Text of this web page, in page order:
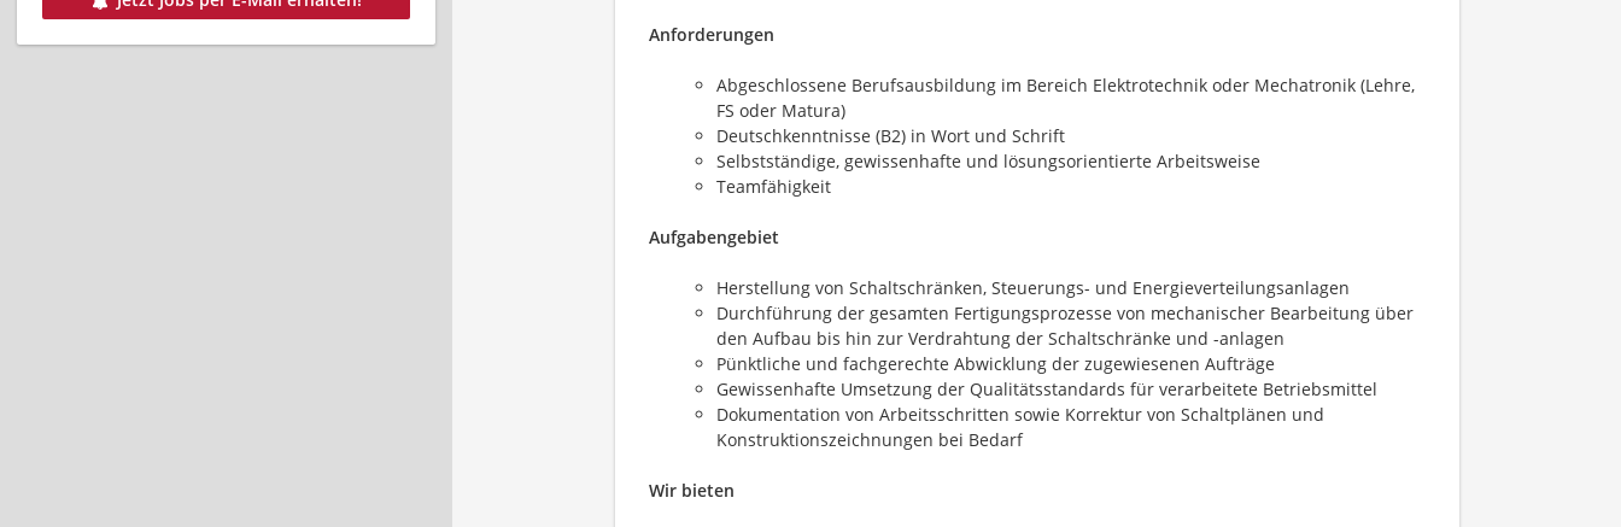
Anforderungen
Abgeschlossene Berufsausbildung im Bereich Elektrotechnik oder Mechatronik (Lehre,
FS oder Matura)
Deutschkenntnisse (B2) in Wort und Schrift
Selbstständige, gewissenhafte und lösungsorientierte Arbeitsweise
Teamfähigkeit
Aufgabengebiet
Herstellung von Schaltschränken, Steuerungs- und Energieverteilungsanlagen
Durchführung der gesamten Fertigungsprozesse von mechanischer Bearbeitung über
den Aufbau bis hin zur Verdrahtung der Schaltschränke und -anlagen
Pünktliche und fachgerechte Abwicklung der zugewiesenen Aufträge
Gewissenhafte Umsetzung der Qualitätsstandards für verarbeitete Betriebsmittel
Dokumentation von Arbeitsschritten sowie Korrektur von Schaltplänen und
Konstruktionszeichnungen bei Bedarf
Wir bieten